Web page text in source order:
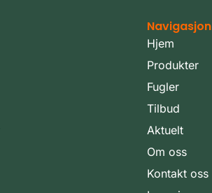
Navigasjon
Hjem
Produkter
Fugler
Tilbud
Aktuelt
Om oss
Kontakt oss